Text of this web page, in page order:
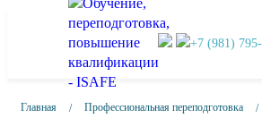
+7 (981)
Главная
Профессиональная переподготовка